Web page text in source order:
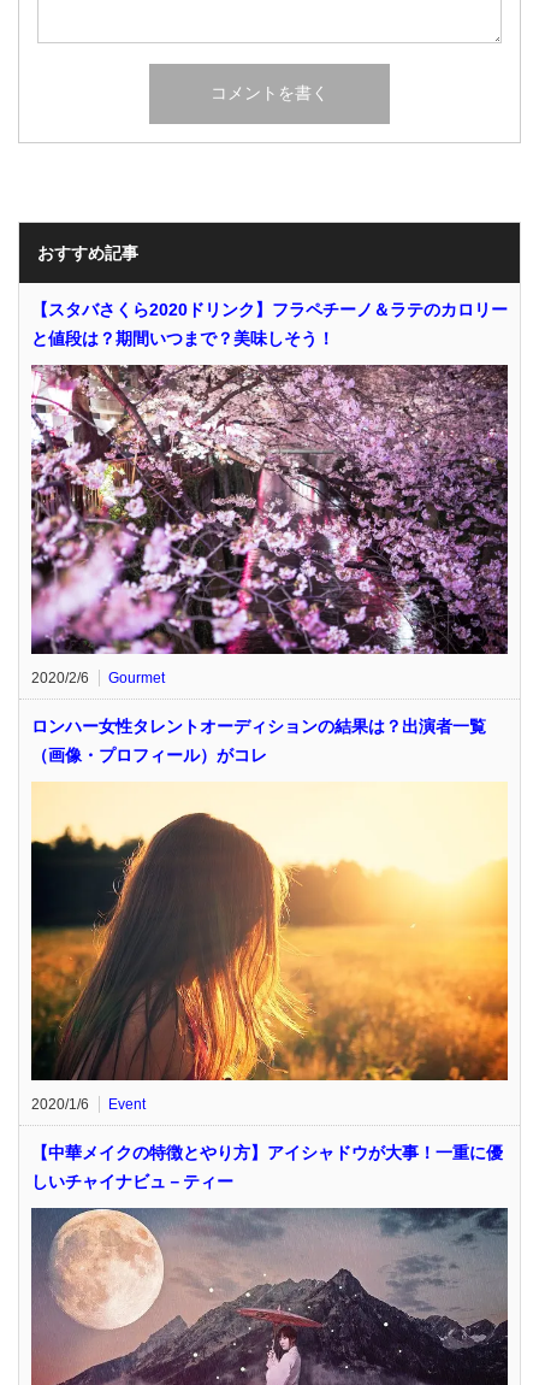
おすすめ記事
【スタバさくら2020ドリンク】フラペチーノ＆ラテのカロリー
と値段は？期間いつまで？美味しそう！
2020/2/6 Gourmet
ロンハー女性タレントオーディションの結果は？出演者一覧
（画像・プロフィール）がコレ
2020/1/6 Event
【中華メイクの特徴とやり方】アイシャドウが大事！一重に優
しいチャイナビュ－ティー